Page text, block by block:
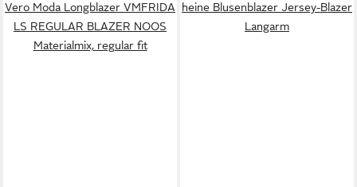
Vero Moda Longblazer VMFRIDA
LS REGULAR BLAZER NOOS
Materialmix, regular fit
heine Blusenblazer Jersey-Blazer
Langarm